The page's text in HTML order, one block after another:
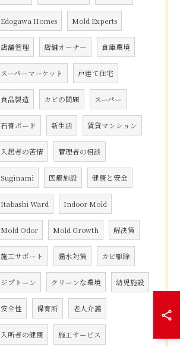
Edogawa Homes Mold Experts
店舗管理 店舗オーナー 倉庫環境
スーパーマーケット 戸建て住宅
食品製造 カビの問題 スーパー
石膏ボード 新生活 賃貸マンション
入居者の苦情 管理者の相談
Suginami 医療施設 健康と安全
Itabashi Ward Indoor Mold
Mold Odor Mold Growth 解決策
施工サポート 漏水対策 カビ駆除
ジプトーン クリーンな環境 幼児施設
安全性 保育所 老人介護
入所者の健康 施工サービス